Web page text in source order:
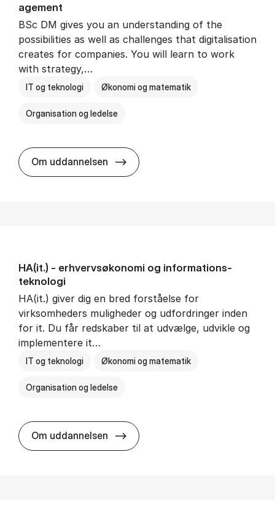
age­ment
BSc DM gives you an understanding of the
possibilities as well as challenges that digitalisation
creates for companies. You will learn to work
with strategy,…
IT og teknologi Økonomi og matematik
Organisation og ledelse
Om uddannelsen BSc in Busi­ness Ad­min­is­tra­tion
HA(it.) - erhvervs­økonomi og informations­
teknologi
HA(it.) giver dig en bred forståelse for
virksomheders muligheder og udfordringer inden
for it. Du får redskaber til at udvælge, udvikle og
implementere it…
IT og teknologi Økonomi og matematik
Organisation og ledelse
Om uddannelsen HA(it.) - erhvervs­økonomi og